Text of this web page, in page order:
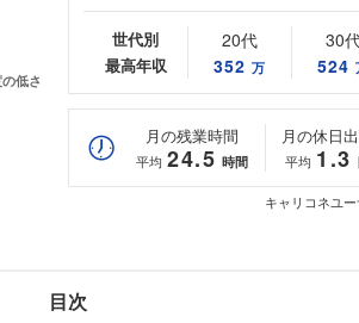
世代別
最高年収
20代
352 万
30
524
月の残業時間
平均 24.5 時間
月の休日
平均 1.3
キャリコネユ
目次